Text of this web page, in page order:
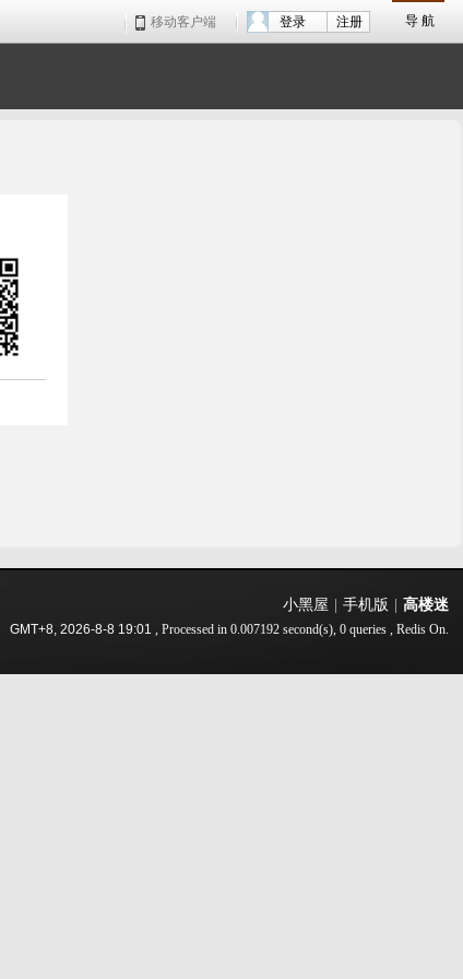
导 航
移动客户端 注册
登录
小黑屋 手机版 高楼迷
GMT+8, 2026-8-8 19:01 , Processed in 0.007192 second(s), 0 queries , Redis On.